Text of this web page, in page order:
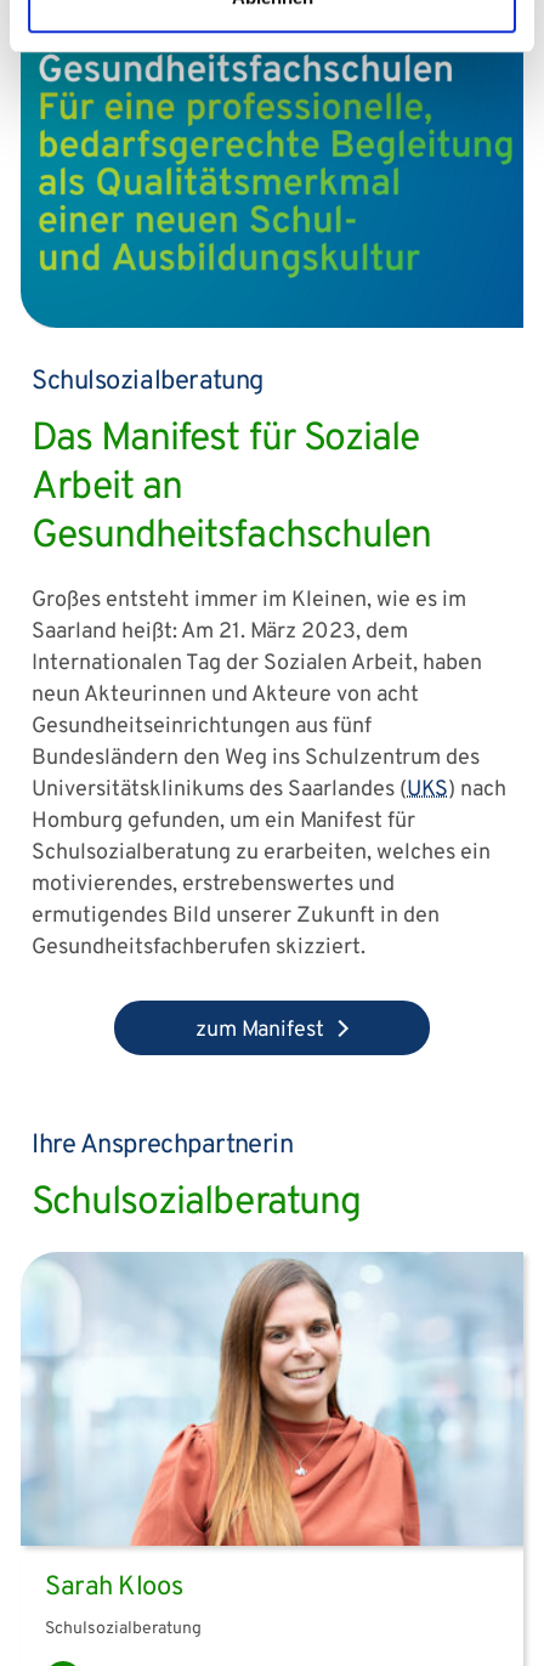
Schulsozialberatung
Das Manifest für Soziale
Arbeit an
Gesundheitsfachschulen
Großes entsteht immer im Kleinen, wie es im
Saarland heißt: Am 21. März 2023, dem
Internationalen Tag der Sozialen Arbeit, haben
neun Akteurinnen und Akteure von acht
Gesundheitseinrichtungen aus fünf
Bundesländern den Weg ins Schulzentrum des
Universitätsklinikums des Saarlandes (UKS) nach
Homburg gefunden, um ein Manifest für
Schulsozialberatung zu erarbeiten, welches ein
motivierendes, erstrebenswertes und
ermutigendes Bild unserer Zukunft in den
Gesundheitsfachberufen skizziert.
zum Manifest
Ihre Ansprechpartnerin
Schulsozialberatung
Sarah Kloos
Schulsozialberatung